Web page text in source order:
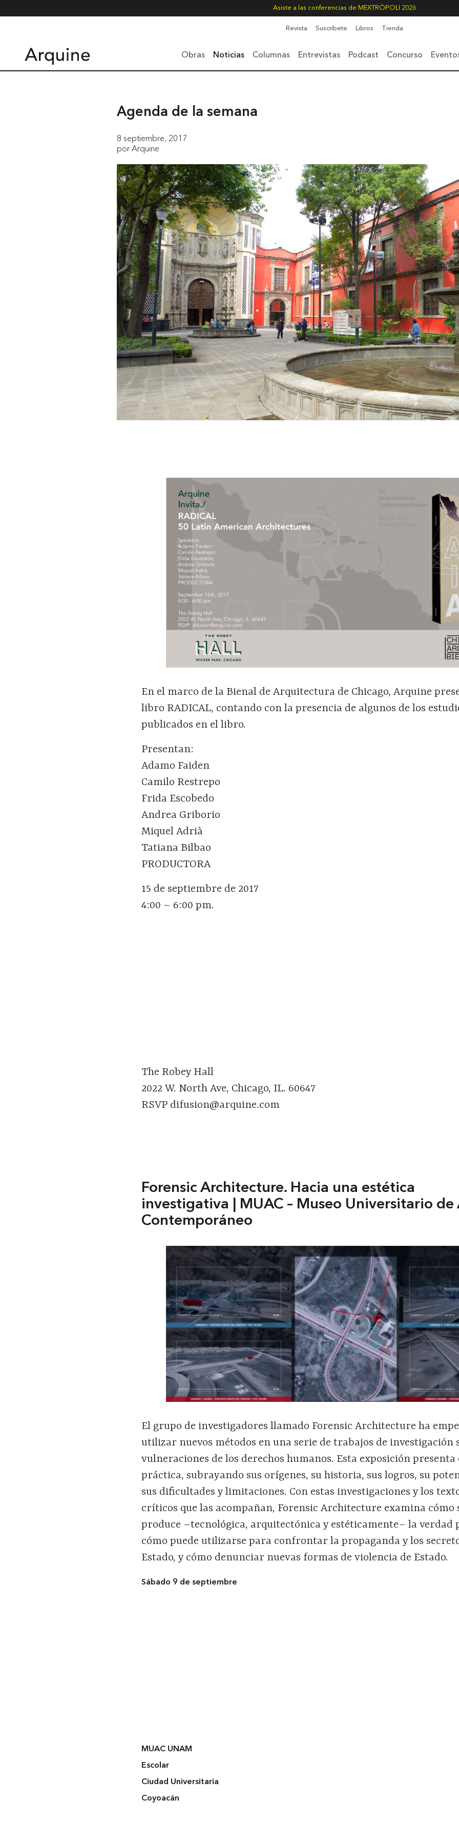
Asiste a las conferencias de MEXTRÓPOLI 2026
Revista Suscríbete Libros Tienda
Obras Noticias Columnas Entrevistas Podcast Concurso
Agenda de la semana
8 septiembre, 2017
por Arquine
En el marco de la Bienal de Arquitectura de Chicago, Arquine
libro RADICAL, contando con la presencia de algunos de los
publicados en el libro.
Presentan:
Adamo Faiden
Camilo Restrepo
Frida Escobedo
Andrea Griborio
Miquel Adrià
Tatiana Bilbao
PRODUCTORA
15 de septiembre de 2017
4:00 – 6:00 pm.
The Robey Hall
2022 W. North Ave, Chicago, IL. 60647
RSVP difusion@arquine.com
Forensic Architecture. Hacia una estética
investigativa | MUAC – Museo Universitario de
Contemporáneo
El grupo de investigadores llamado Forensic Architecture ha
utilizar nuevos métodos en una serie de trabajos de investigación
vulneraciones de los derechos humanos. Esta exposición presenta
práctica, subrayando sus orígenes, su historia, sus logros, su
sus dificultades y limitaciones. Con estas investigaciones y los
críticos que las acompañan, Forensic Architecture examina cómo
produce –tecnológica, arquitectónica y estéticamente– la verdad
cómo puede utilizarse para confrontar la propaganda y los
Estado, y cómo denunciar nuevas formas de violencia de Estado.
Sábado 9 de septiembre
MUAC UNAM
Escolar
Ciudad Universitaria
Coyoacán